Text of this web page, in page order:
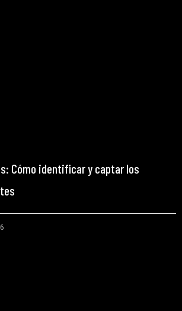
Cómo identificar y captar los